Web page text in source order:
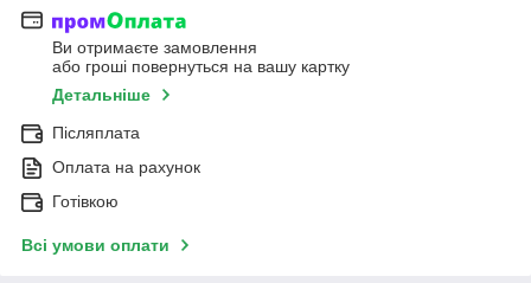
Ви отримаєте замовлення
або гроші повернуться на вашу картку
Детальніше
Післяплата
Оплата на рахунок
Готівкою
Всі умови оплати